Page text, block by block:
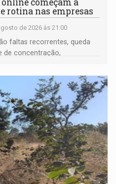
online começam a
rotina nas empresas
de 2026 às 21:00
faltas recorrentes, queda
de concentração,